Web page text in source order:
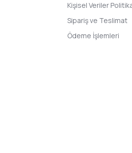
Kişisel Veriler
Sipariş ve Teslimat
Ödeme İşlemleri